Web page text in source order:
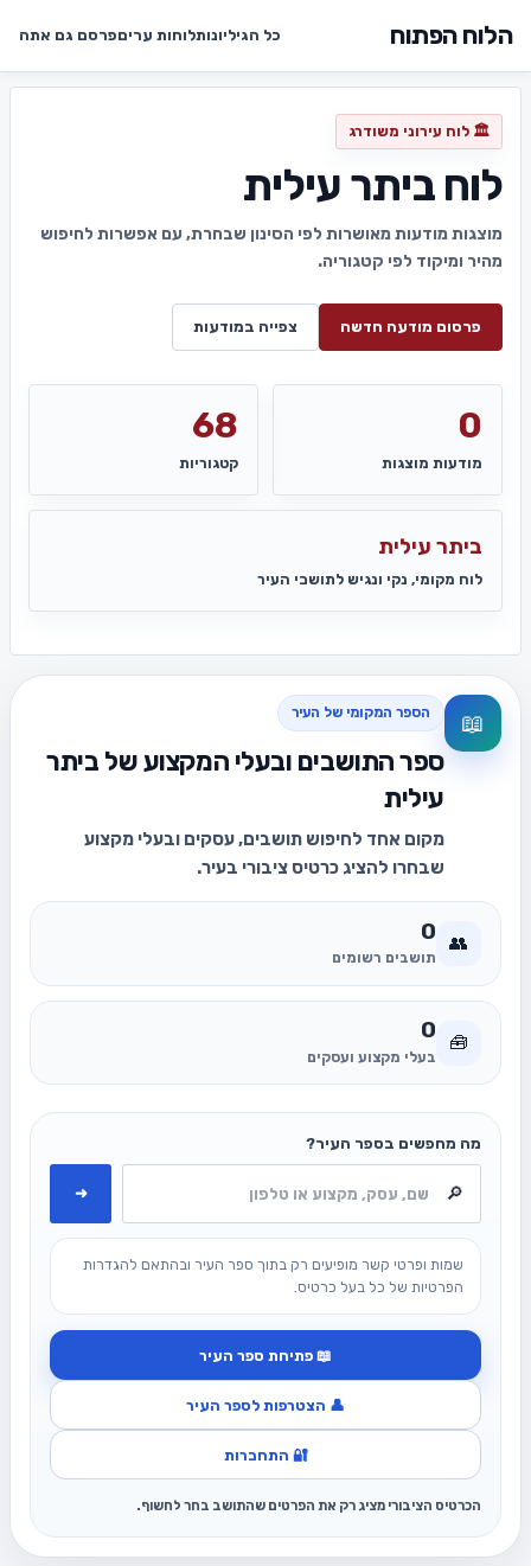
הלוח הפתוח כל הגיליונותלוחות עריםפרסם גם אתה
🏛️ לוח עירוני משודרג
לוח ביתר עילית
מוצגות מודעות מאושרות לפי הסינון שבחרת, עם אפשרות לחיפוש
מהיר ומיקוד לפי קטגוריה.
פרסום מודעה חדשה צפייה במודעות
0
מודעות מוצגות
68
קטגוריות
ביתר עילית
לוח מקומי, נקי ונגיש לתושבי העיר
📖 הספר המקומי של העיר
ספר התושבים ובעלי המקצוע של ביתר
עילית
מקום אחד לחיפוש תושבים, עסקים ובעלי מקצוע
שבחרו להציג כרטיס ציבורי בעיר.
👥
0
תושבים רשומים
🧰
0
בעלי מקצוע ועסקים
מה מחפשים בספר העיר?
➜
שמות ופרטי קשר מופיעים רק בתוך ספר העיר ובהתאם להגדרות
הפרטיות של כל בעל כרטיס.
📖 פתיחת ספר העיר
👤 הצטרפות לספר העיר
🔐 התחברות
הכרטיס הציבורי מציג רק את הפרטים שהתושב בחר לחשוף.